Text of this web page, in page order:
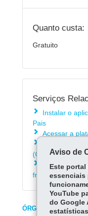
Quanto custa:
Gratuito
Serviços
Instalar o
Pais
Acessar a
(Covid-19)
Consultar as
frequentes sobre
ÓRGÃO
Aviso de
Este
essenciais
YouTube
do Google